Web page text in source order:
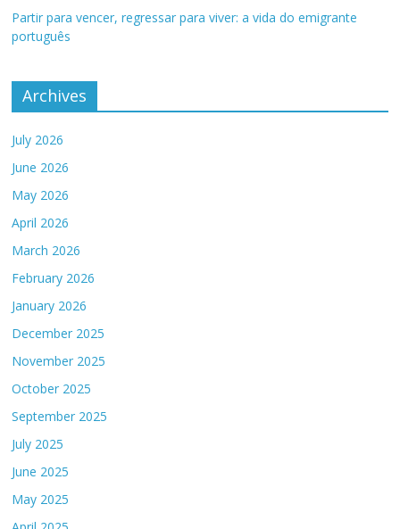
Partir para vencer, regressar para viver: a vida do emigrante
português
Archives
July 2026
June 2026
May 2026
April 2026
March 2026
February 2026
January 2026
December 2025
November 2025
October 2025
September 2025
July 2025
June 2025
May 2025